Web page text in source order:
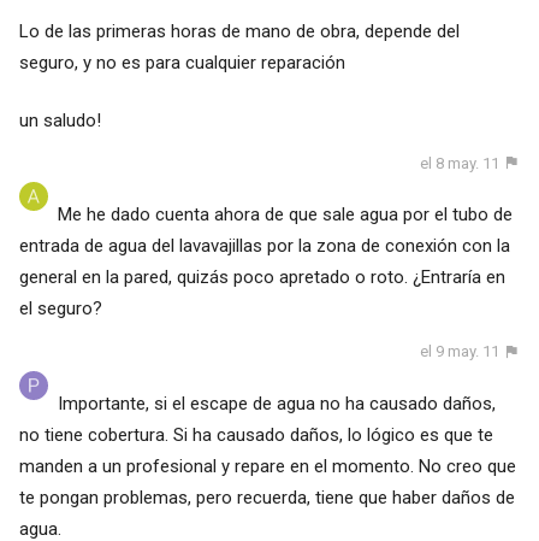
Lo de las primeras horas de mano de obra, depende del
seguro, y no es para cualquier reparación
un saludo!
el 8 may. 11
Me he dado cuenta ahora de que sale agua por el tubo de
entrada de agua del lavavajillas por la zona de conexión con la
general en la pared, quizás poco apretado o roto. ¿Entraría en
el seguro?
el 9 may. 11
Importante, si el escape de agua no ha causado daños,
no tiene cobertura. Si ha causado daños, lo lógico es que te
manden a un profesional y repare en el momento. No creo que
te pongan problemas, pero recuerda, tiene que haber daños de
agua.